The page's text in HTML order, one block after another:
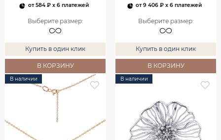
от584 ₽x 6 платежей
Выберите размер:
Купить в один клик
В КОРЗИНУ
от9 406 ₽ x 6 платежей
Выберите размер:
Купить в один клик
В КОРЗИНУ
В наличии В наличии